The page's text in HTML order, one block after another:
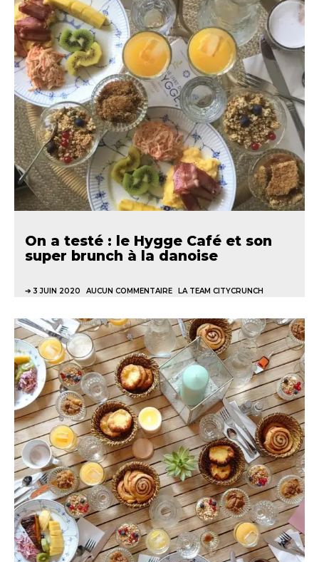
On a testé : le Hygge Café et son
super brunch à la danoise
3 JUIN 2020 AUCUN COMMENTAIRE LA TEAM CITYCRUNCH